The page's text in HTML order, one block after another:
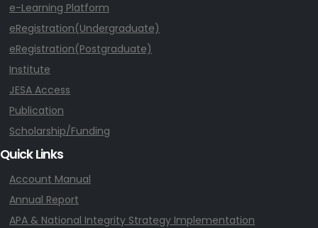
e-Learning Platform
eRegistration(Undergraduate)
eRegistration(Postgraduate)
Institute
JESA Access
Publication
Scholarship/Funding
Quick Links
Account Manual
Annual Report
APA & National Integrity Strategy Implementation